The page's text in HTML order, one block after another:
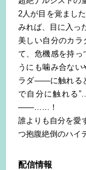
2人が目を覚まし
みれば、目に入っ
美しい自分のカラ
て、危機感を持っ
うにも噛み合な
ラダ――に触れる
で自分に触れる
――……！
誰よりも自分を愛
つ抱腹絶倒のハイ
配信情報